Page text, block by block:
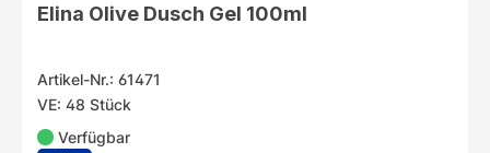
Elina Olive Dusch Gel 100ml
Artikel-Nr.: 61471
VE: 48 Stück
Verfügbar